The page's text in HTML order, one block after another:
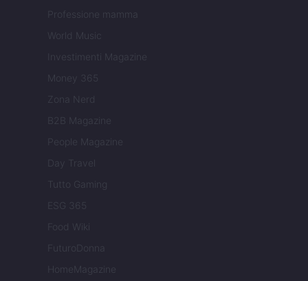
Professione mamma
World Music
Investimenti Magazine
Money 365
Zona Nerd
B2B Magazine
People Magazine
Day Travel
Tutto Gaming
ESG 365
Food Wiki
FuturoDonna
HomeMagazine